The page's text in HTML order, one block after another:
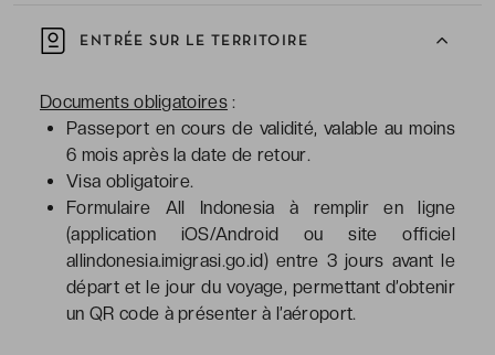
ENTRÉE SUR LE TERRITOIRE
Documents obligatoires :
Passeport en cours de validité, valable au moins
6 mois après la date de retour.
Visa obligatoire.
Formulaire All Indonesia à remplir en ligne
(application iOS/Android ou site officiel
allindonesia.imigrasi.go.id) entre 3 jours avant le
départ et le jour du voyage, permettant d’obtenir
un QR code à présenter à l’aéroport.